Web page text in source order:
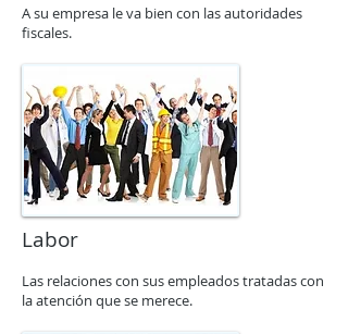
A su empresa le va bien con las autoridades
fiscales.
Labor
Las relaciones con sus empleados tratadas con
la atención que se merece.